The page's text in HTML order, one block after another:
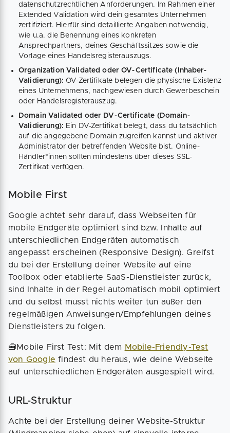
datenschutzrechtlichen Anforderungen. Im Rahmen einer
Extended Validation wird dein gesamtes Unternehmen
zertifiziert. Hierfür sind detaillierte Angaben notwendig,
wie u.a. die Benennung eines konkreten
Ansprechpartners, deines Geschäftssitzes sowie die
Vorlage eines Handelsregisterauszugs.
Organization Validated oder OV-Certificate (Inhaber-
Validierung):OV-Zertifikate belegen die physische Existenz
eines Unternehmens, nachgewiesen durch Gewerbeschein
oder Handelsregisterauszug.
Domain Validated oder DV-Certificate (Domain-
Validierung): Ein DV-Zertifikat belegt, dass du tatsächlich
auf die angegebene Domain zugreifen kannst und aktiver
Administrator der betreffenden Website bist. Online-
Händler*innen sollten mindestens über dieses SSL-
Zertifikat verfügen.
Mobile First
Google achtet sehr darauf, dass Webseiten für
mobile Endgeräte optimiert sind bzw. Inhalte auf
unterschiedlichen Endgeräten automatisch
angepasst erscheinen (Responsive Design). Greifst
du bei der Erstellung deiner Website auf eine
Toolbox oder etablierte SaaS-Dienstleister zurück,
sind Inhalte in der Regel automatisch mobil optimiert
und du selbst musst nichts weiter tun außer den
regelmäßigen Anweisungen/Empfehlungen deines
Dienstleisters zu folgen.
🧰Mobile First Test: Mit dem
Mobile-Friendly-Test
von Google findest du heraus, wie deine Webseite
auf unterschiedlichen Endgeräten ausgespielt wird.
URL-Struktur
Achte bei der Erstellung deiner Website-Struktur